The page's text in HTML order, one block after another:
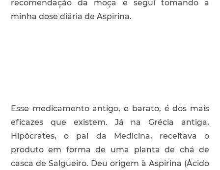
recomendação da moça e segui tomando a
minha dose diária de Aspirina.
Esse medicamento antigo, e barato, é dos mais
eficazes que existem. Já na Grécia antiga,
Hipócrates, o pai da Medicina, receitava o
produto em forma de uma planta de chá de
casca de Salgueiro. Deu origem à Aspirina (Ácido